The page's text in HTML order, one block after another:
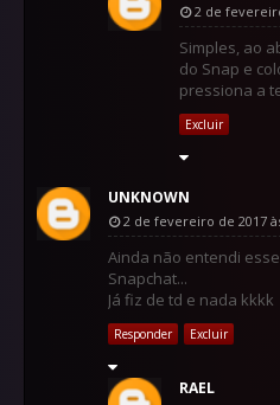
2 de
Simples, ao
do Snap e
pressiona a
Excluir
UNKNOWN
2 de fevereiro de 2017
Ainda não entendi
Snapchat...
Já fiz de td e nada kkkk
Responder Excluir
RAEL